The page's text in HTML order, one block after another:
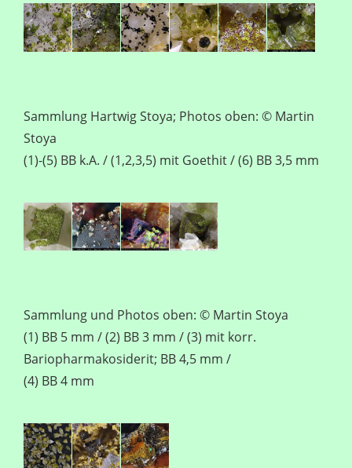
Sammlung Hartwig Stoya; Photos oben: © Martin
Stoya
(1)-(5) BB k.A. / (1,2,3,5) mit Goethit / (6) BB 3,5 mm
Sammlung und Photos oben: © Martin Stoya
(1) BB 5 mm / (2) BB 3 mm / (3) mit korr.
Bariopharmakosiderit; BB 4,5 mm /
(4) BB 4 mm